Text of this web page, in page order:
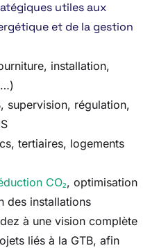
utiles aux
et de la gestion
installation,
supervision, régulation,
tertiaires, logements
CO₂, optimisation
des installations
à une vision complète
liés à la GTB, afin